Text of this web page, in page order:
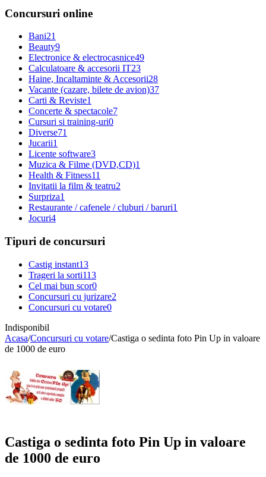
Concursuri online
Bani21
Beauty9
Electronice & electrocasnice49
Calculatoare & accesorii IT23
Haine, Incaltaminte & Accesorii28
Vacante (cazare, bilete de avion)37
Carti & Reviste1
Concerte & spectacole7
Cursuri si training-uri0
Diverse71
Jucarii1
Licente software3
Muzica & Filme (DVD,CD)1
Health & Fitness11
Invitatii la film & teatru2
Surpriza1
Restaurante / cafenele / cluburi / baruri1
Jocuri4
Tipuri de concursuri
Castig instant13
Trageri la sorti113
Cel mai bun scor0
Concursuri cu jurizare2
Concursuri cu votare0
Indisponibil
Acasa/Concursuri cu votare/Castiga o sedinta foto Pin Up in valoare
de 1000 de euro
Castiga o sedinta foto Pin Up in valoare
de 1000 de euro